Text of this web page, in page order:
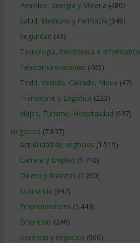
Petroleo, Energia y Mineria (480)
Salud, Medicina y Farmacia (348)
Seguridad (43)
Tecnologia, Electronica e Informatica
Telecomunicaciones (405)
Textil, Vestido, Calzado, Moda (47)
Transporte y Logistica (223)
Viajes, Turismo, Hospitalidad (697)
Negocios (7.837)
Actualidad de negocios (1.519)
Carrera y Empleo (1.710)
Dinero y finanzas (1.260)
Economía (947)
Emprendedores (1.443)
Empresas (246)
Gerencia y negocios (900)